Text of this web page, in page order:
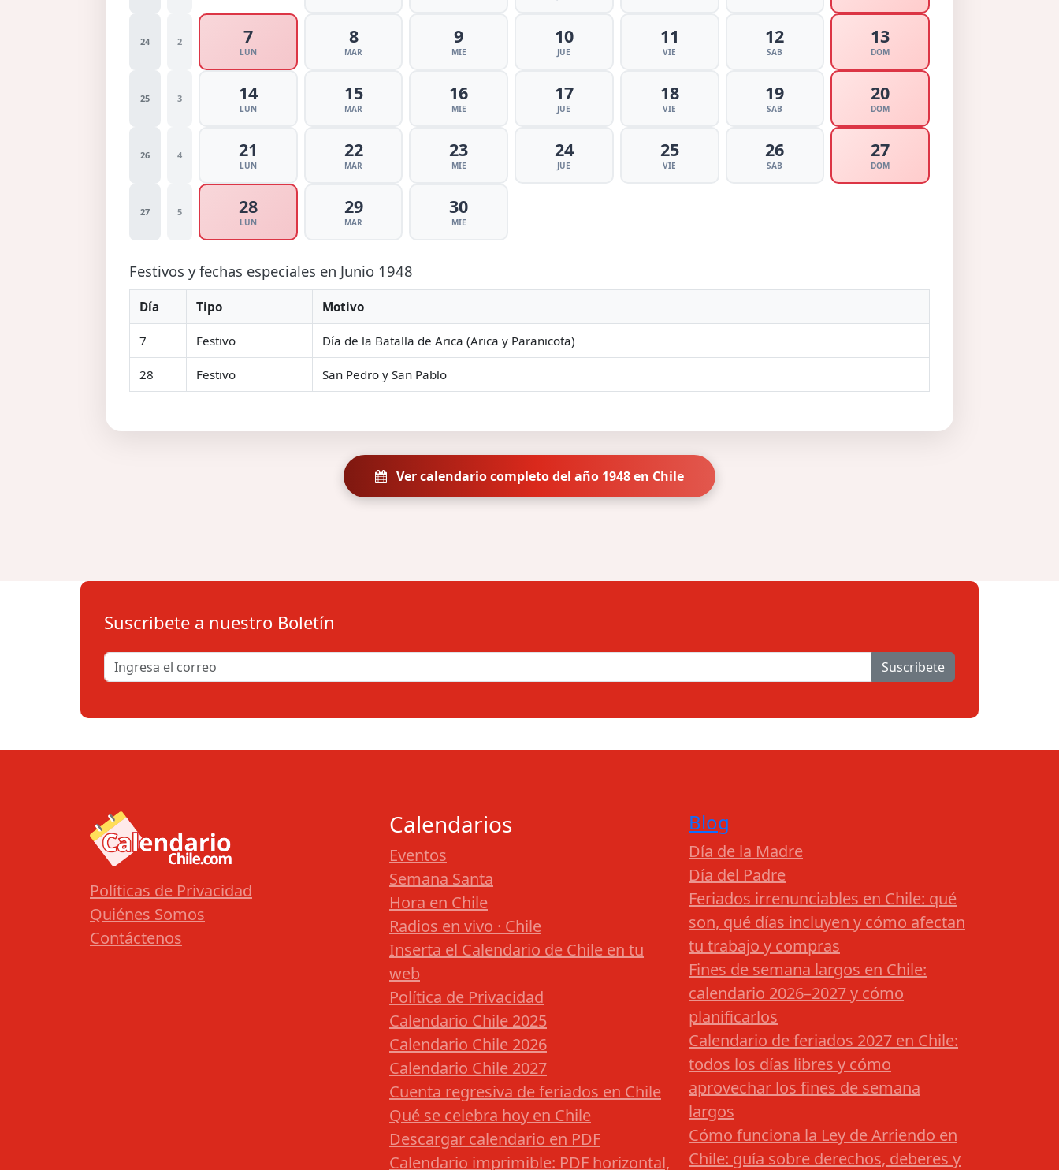
24 2 7
LUN
8
MAR
9
MIE
10
JUE
11
VIE
12
SAB
13
DOM
25 3 14
LUN
15
MAR
16
MIE
17
JUE
18
VIE
19
SAB
20
DOM
26 4 21
LUN
22
MAR
23
MIE
24
JUE
25
VIE
26
SAB
27
DOM
27 5 28
LUN
29
MAR
30
MIE
Festivos y fechas especiales en Junio 1948
Día Tipo Motivo
7 Festivo Día de la Batalla de Arica (Arica y Paranicota)
28 Festivo San Pedro y San Pablo
Ver calendario completo del año 1948 en Chile
Suscribete a nuestro Boletín
Suscribete
Políticas de Privacidad
Quiénes Somos
Contáctenos
Calendarios
Eventos
Semana Santa
Hora en Chile
Radios en vivo · Chile
Inserta el Calendario de Chile en tu
web
Política de Privacidad
Calendario Chile 2025
Calendario Chile 2026
Calendario Chile 2027
Cuenta regresiva de feriados en Chile
Qué se celebra hoy en Chile
Descargar calendario en PDF
Calendario imprimible: PDF horizontal,
Blog
Día de la Madre
Día del Padre
Feriados irrenunciables en Chile: qué
son, qué días incluyen y cómo afectan
tu trabajo y compras
Fines de semana largos en Chile:
calendario 2026–2027 y cómo
planificarlos
Calendario de feriados 2027 en Chile:
todos los días libres y cómo
aprovechar los fines de semana
largos
Cómo funciona la Ley de Arriendo en
Chile: guía sobre derechos, deberes y